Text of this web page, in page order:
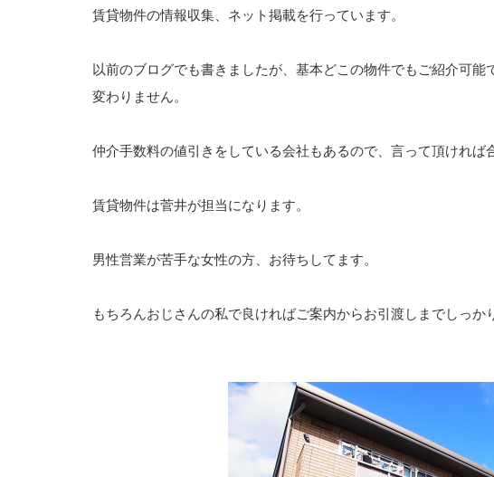
賃貸物件の情報収集、ネット掲載を行っています。
以前のブログでも書きましたが、基本どこの物件でもご紹介可
変わりません。
仲介手数料の値引きをしている会社もあるので、言って頂ければ
賃貸物件は菅井が担当になります。
男性営業が苦手な女性の方、お待ちしてます。
もちろんおじさんの私で良ければご案内からお引渡しまでしっか